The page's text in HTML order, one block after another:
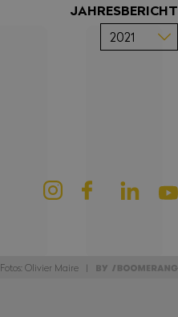
JAHRESBERICHT
Fotos: Olivier Maire |